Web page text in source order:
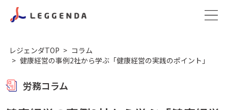
レジェンダTOP
コラム
健康経営の事例2社から学ぶ「健康経営の実践のポイント」
労務コラム